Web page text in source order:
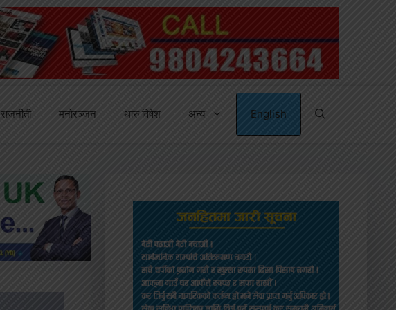
राजनीती मनोरञ्जन थारु विषेश अन्य English